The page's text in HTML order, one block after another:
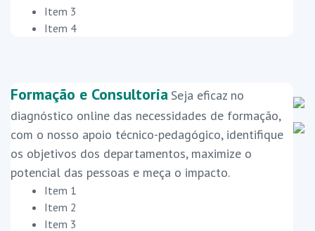
Item 3
Item 4
Formação e Consultoria Seja eficaz no
diagnóstico online das necessidades de formação,
com o nosso apoio técnico-pedagógico, identifique
os objetivos dos departamentos, maximize o
potencial das pessoas e meça o impacto.
Item 1
Item 2
Item 3